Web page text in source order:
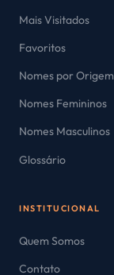
Mais Visitados
Favoritos
Nomes por Origem
Nomes Femininos
Nomes Masculinos
Glossário
INSTITUCIONAL
Quem Somos
Contato